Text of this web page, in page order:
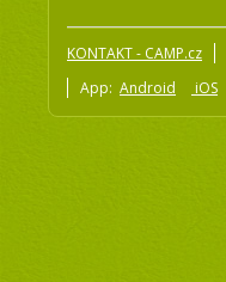
KONTAKT - CAMP.cz
App: Android iOS